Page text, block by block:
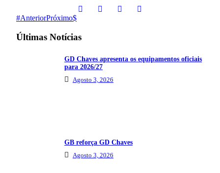
AnteriorPróximo
Últimas Notícias
GD Chaves apresenta os equipamentos oficiais
para 2026/27
Agosto 3, 2026
GB reforça GD Chaves
Agosto 3, 2026